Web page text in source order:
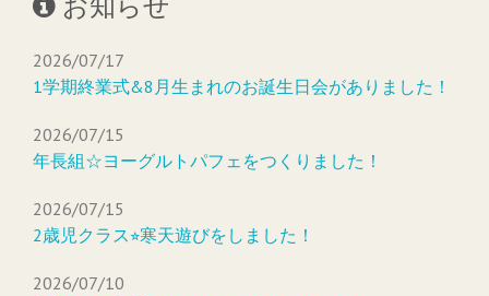
お知らせ
2026/07/17
1学期終業式&8月生まれのお誕生日会がありました！
2026/07/15
年長組☆ヨーグルトパフェをつくりました！
2026/07/15
2歳児クラス⭐︎寒天遊びをしました！
2026/07/10